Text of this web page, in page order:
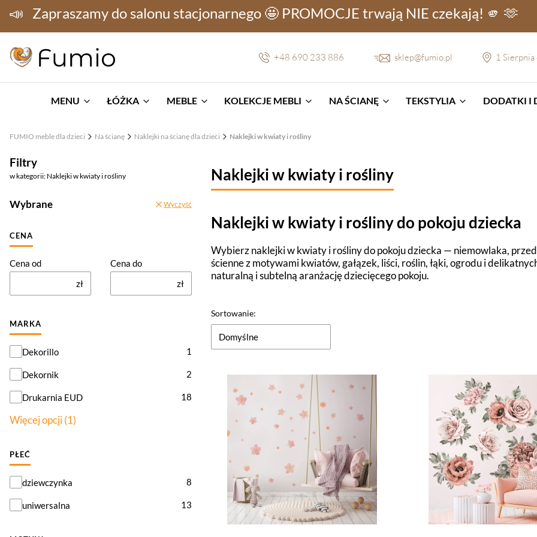
📣 Zapraszamy do salonu stacjonarnego 🤩 PROMOCJE trwają NIE czekają! 🫵 🫶
+48 690 233 886 sklep@fumio.pl 1 Sierpnia
MENU ŁÓŻKA MEBLE KOLEKCJE MEBLI NA ŚCIANĘ TEKSTYLIA DODATKI I
FUMIO meble dla dzieci Na ścianę Naklejki na ścianę dla dzieci Naklejki w kwiaty i rośliny
Filtry
w kategorii: Naklejki w kwiaty i rośliny
Wybrane Wyczyść
CENA
Cena od
zł
Cena do
zł
MARKA
Marka
Dekorillo 1
Dekornik 2
Drukarnia EUD 18
Więcej opcji (1)
PŁEĆ
Płećdziewczynka 8
uniwersalna 13
Naklejki w kwiaty i rośliny
Naklejki w kwiaty i rośliny do pokoju dziecka
Wybierz naklejki w kwiaty i rośliny do pokoju dziecka — niemowlaka,
ścienne z motywami kwiatów, gałązek, liści, roślin, łąki, ogrodu i
naturalną i subtelną aranżację dziecięcego pokoju.
Lista produktów
Sortowanie:
Domyślne